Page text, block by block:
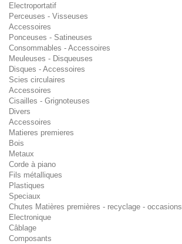
Electroportatif
Perceuses - Visseuses
Accessoires
Ponceuses - Satineuses
Consommables - Accessoires
Meuleuses - Disqueuses
Disques - Accessoires
Scies circulaires
Accessoires
Cisailles - Grignoteuses
Divers
Accessoires
Matieres premieres
Bois
Metaux
Corde à piano
Fils métalliques
Plastiques
Speciaux
Chutes Matières premières - recyclage - occasions
Electronique
Câblage
Composants